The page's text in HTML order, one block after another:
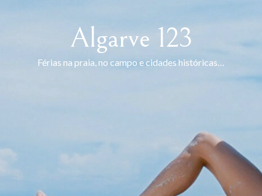
Algarve 123
Férias na praia, no campo e cidades históricas…